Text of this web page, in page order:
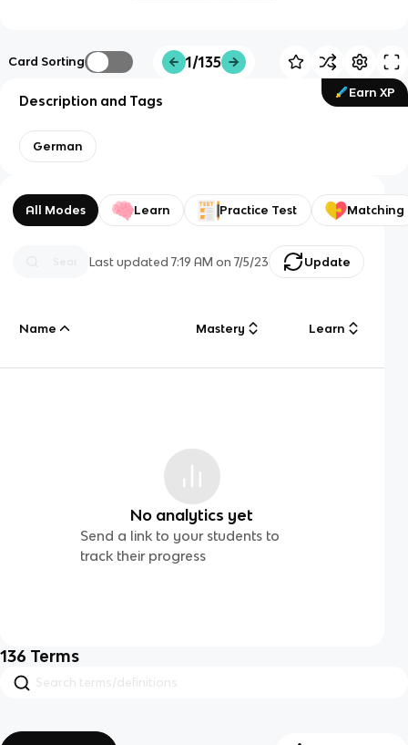
Card Sorting 1/135
Earn XP
Description and Tags
German
All Modes Learn Practice Test Matching
Last updated7:19 AM on 7/5/23 Update
Name Mastery Learn
No analytics yet
Send a link to your students to
track their progress
136 Terms